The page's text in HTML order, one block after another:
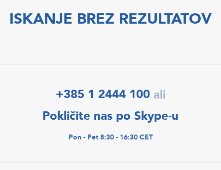
ISKANJE BREZ REZULTATOV
+385 1 2444 100 ali
Pokličite nas po Skype-u
Pon - Pet 8:30 - 16:30 CET